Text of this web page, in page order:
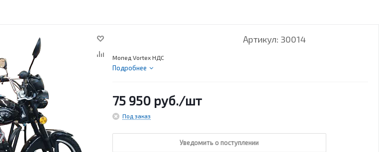
Артикул: 30014
Мопед Vortex НДС
Подробнее
75 950 руб./шт
Под заказ
Уведомить о поступлении